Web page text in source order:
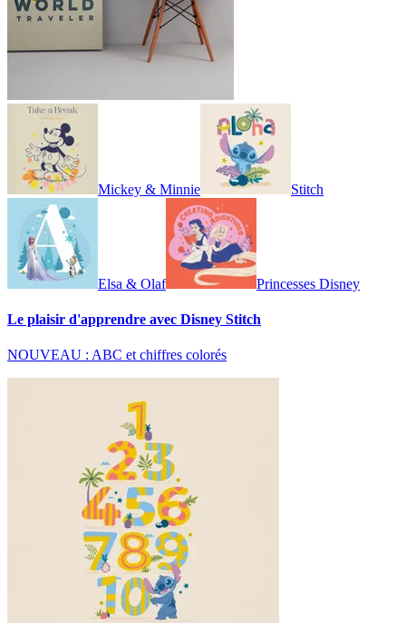
Mickey & Minnie Stitch
Elsa & Olaf Princesses Disney
Le plaisir d'apprendre avec Disney Stitch
NOUVEAU : ABC et chiffres colorés